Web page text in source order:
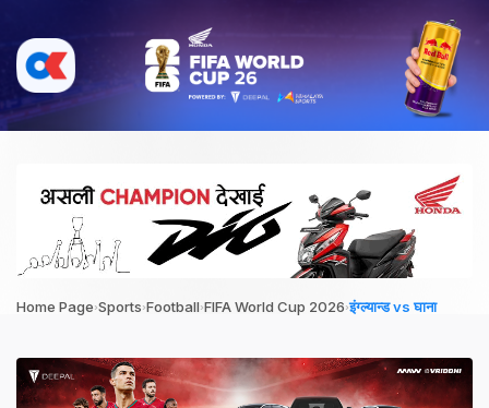
Home Page›Sports›Football›FIFA World Cup 2026›इंग्ल्यान्ड vs घाना